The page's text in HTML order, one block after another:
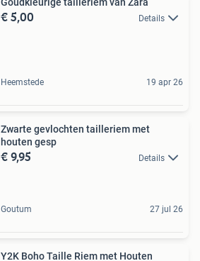
€ 5,00 Details
Heemstede 19 apr 26
Zwarte gevlochten tailleriem met
houten gesp
€ 9,95 Details
Goutum 27 jul 26
Y2K Boho Taille Riem met Houten